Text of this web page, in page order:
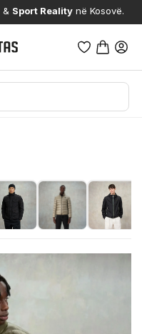
& Sport Reality në Kosovë.